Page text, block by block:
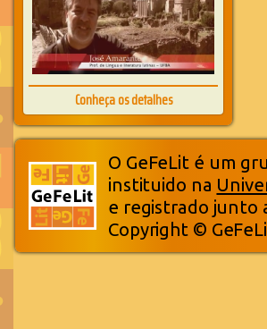
Conheça os detalhes
O GeFeLit é um
instituido na
e registrado junto
Copyright ©